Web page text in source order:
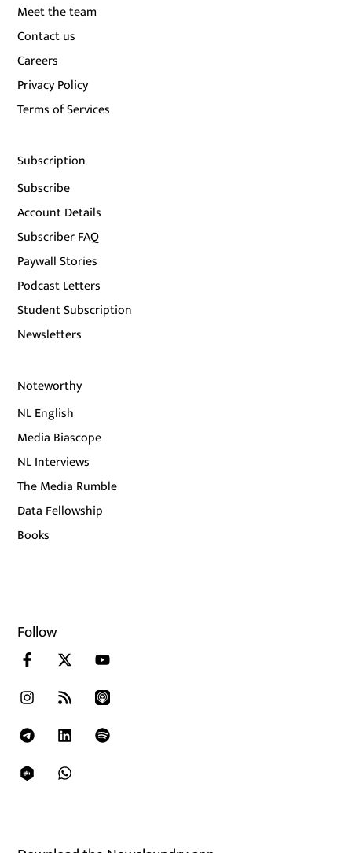
Meet the team
Contact us
Careers
Privacy Policy
Terms of Services
Subscription
Subscribe
Account Details
Subscriber FAQ
Paywall Stories
Podcast Letters
Student Subscription
Newsletters
Noteworthy
NL English
Media Biascope
NL Interviews
The Media Rumble
Data Fellowship
Books
Follow